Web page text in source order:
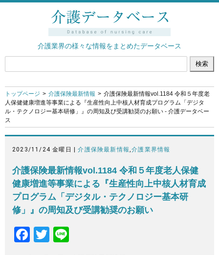
介護業界の様々な情報をまとめたデータベース
トップページ 介護保険最新情報
介護保険最新情報vol.1184 令和５年度老
人保健健康増進等事業による『生産性向上中核人材育成プログラム「デジタ
ル・テクノロジー基本研修」』の周知及び受講勧奨のお願い - 介護データベー
ス
2023/11/24 金曜日 |介護保険最新情報,介護業界情報
介護保険最新情報vol.1184 令和５年度老人保健
健康増進等事業による『生産性向上中核人材育成
プログラム「デジタル・テクノロジー基本研
修」』の周知及び受講勧奨のお願い
F
T